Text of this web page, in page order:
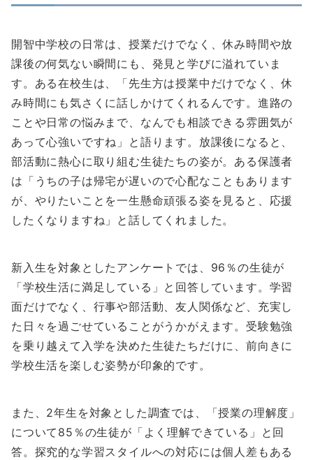
開智中学校の日常は、授業だけでなく、休み時間や放
課後の何気ない瞬間にも、発見と学びに溢れていま
す。ある在校生は、「先生方は授業中だけでなく、休
み時間にも気さくに話しかけてくれるんです。進路の
ことや日常の悩みまで、なんでも相談できる雰囲気が
あって心強いですね」と語ります。放課後になると、
部活動に熱心に取り組む生徒たちの姿が。ある保護者
は「うちの子は帰宅が遅いので心配なこともあります
が、やりたいことを一生懸命頑張る姿を見ると、応援
したくなりますね」と話してくれました。
新入生を対象としたアンケートでは、96％の生徒が
「学校生活に満足している」と回答しています。学習
面だけでなく、行事や部活動、友人関係など、充実し
た日々を過ごせていることがうかがえます。受験勉強
を乗り越えて入学を決めた生徒たちだけに、前向きに
学校生活を楽しむ姿勢が印象的です。
また、2年生を対象とした調査では、「授業の理解度」
について85％の生徒が「よく理解できている」と回
答。探究的な学習スタイルへの対応には個人差もある